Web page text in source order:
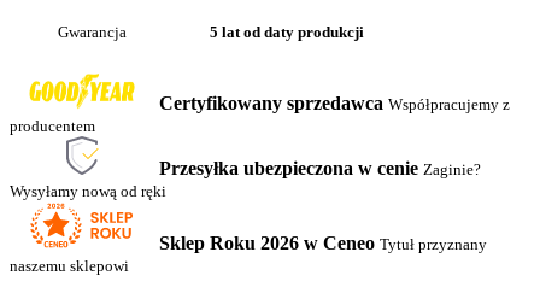
Gwarancja 5 lat od daty produkcji
Certyfikowany sprzedawca Współpracujemy z
producentem
Przesyłka ubezpieczona w cenie Zaginie?
Wysyłamy nową od ręki
Sklep Roku 2026 w Ceneo Tytuł przyznany
naszemu sklepowi